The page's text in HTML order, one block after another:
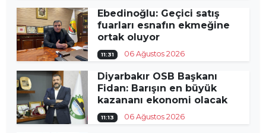
Ebedinoğlu: Geçici satış
fuarları esnafın ekmeğine
ortak oluyor
11:31 06 Ağustos 2026
Diyarbakır OSB Başkanı
Fidan: Barışın en büyük
kazananı ekonomi olacak
11:13 06 Ağustos 2026